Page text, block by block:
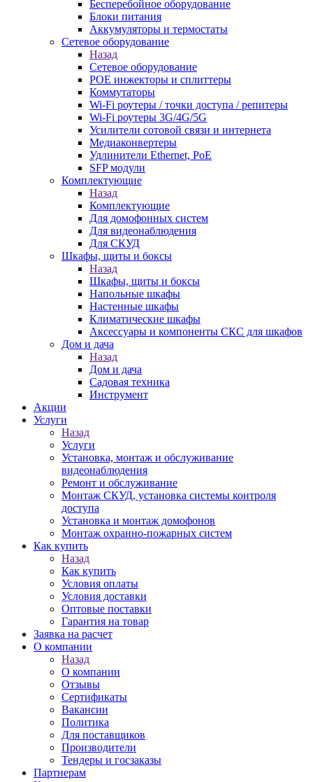
Бесперебойное оборудование
Блоки питания
Аккумуляторы и термостаты
Сетевое оборудование
Назад
Сетевое оборудование
POE инжекторы и сплиттеры
Коммутаторы
Wi-Fi роутеры / точки доступа / репитеры
Wi-Fi роутеры 3G/4G/5G
Усилители сотовой связи и интернета
Медиаконвертеры
Удлинители Ethernet, PoE
SFP модули
Комплектующие
Назад
Комплектующие
Для домофонных систем
Для видеонаблюдения
Для СКУД
Шкафы, щиты и боксы
Назад
Шкафы, щиты и боксы
Напольные шкафы
Настенные шкафы
Климатические шкафы
Аксессуары и компоненты СКС для шкафов
Дом и дача
Назад
Дом и дача
Садовая техника
Инструмент
Акции
Услуги
Назад
Услуги
Установка, монтаж и обслуживание
видеонаблюдения
Ремонт и обслуживание
Монтаж СКУД, установка системы контроля
доступа
Установка и монтаж домофонов
Монтаж охранно-пожарных систем
Как купить
Назад
Как купить
Условия оплаты
Условия доставки
Оптовые поставки
Гарантия на товар
Заявка на расчет
О компании
Назад
О компании
Отзывы
Сертификаты
Вакансии
Политика
Для поставщиков
Производители
Тендеры и госзаказы
Партнерам